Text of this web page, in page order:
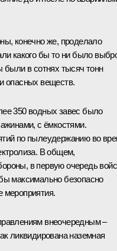
конечно же, проделало
какого бы то ни было
были в сотнях тысяч тонн
опасных веществ.
350 водных завес было
с ёмкостями.
по пылеудержанию во
В общем,
в первую очередь
максимально безопасно
мероприятия.
внеочередным –
ликвидирована наземная